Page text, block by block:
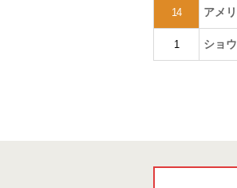
14 アメ
1 ショ